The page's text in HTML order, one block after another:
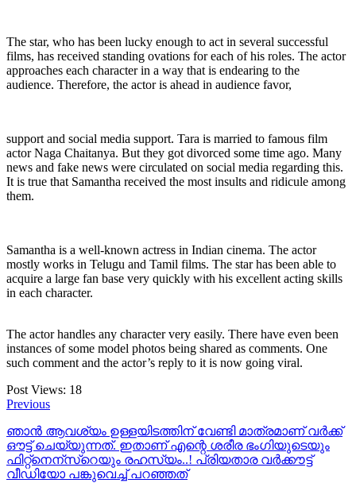
The star, who has been lucky enough to act in several successful
films, has received standing ovations for each of his roles. The actor
approaches each character in a way that is endearing to the
audience. Therefore, the actor is ahead in audience favor,
support and social media support. Tara is married to famous film
actor Naga Chaitanya. But they got divorced some time ago. Many
news and fake news were circulated on social media regarding this.
It is true that Samantha received the most insults and ridicule among
them.
Samantha is a well-known actress in Indian cinema. The actor
mostly works in Telugu and Tamil films. The star has been able to
acquire a large fan base very quickly with his excellent acting skills
in each character.
The actor handles any character very easily. There have even been
instances of some model photos being shared as comments. One
such comment and the actor’s reply to it is now going viral.
Post Views: 18
Previous
ഞാന്‍ ആവശ്യം ഉള്ളയിടത്തിന് വേണ്ടി മാത്രമാണ് വര്‍ക്ക്‌
ഔട്ട്‌ ചെയ്യുന്നത്. ഇതാണ് എന്റെ ശരീര ഭംഗിയുടെയും
ഫിറ്റ്‌നെന്സ്റെയും രഹസ്യം..! പ്രിയതാര വർക്കൗട്ട്
വീഡിയോ പങ്കുവെച്ച് പറഞ്ഞത്